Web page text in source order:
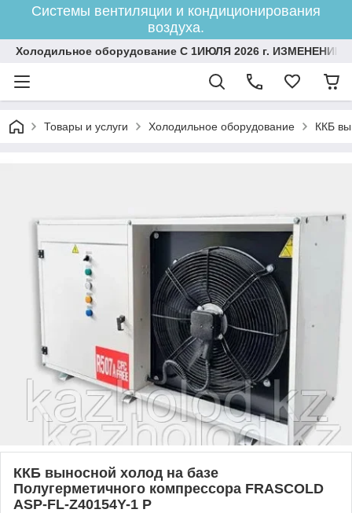
Системы вентиляции и кондиционирования
воздуха.
Холодильное оборудование С 1ИЮЛЯ 2026 г.
Товары и услуги Холодильное оборудование ККБ
ККБ выносной холод на базе
Полугерметичного компрессора FRASCOLD
ASP-FL-Z40154Y-1 P